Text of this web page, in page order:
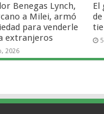
Benegas Lynch,
a Milei, armó
para venderle
extranjeros
2026
El